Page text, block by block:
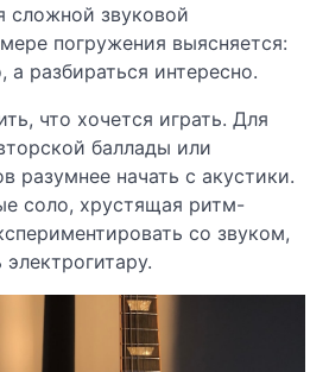
сложной звуковой
погружения выясняется:
а разбираться интересно.
что хочется играть. Для
баллады или
разумнее начать с акустики.
соло, хрустящая ритм-
со звуком,